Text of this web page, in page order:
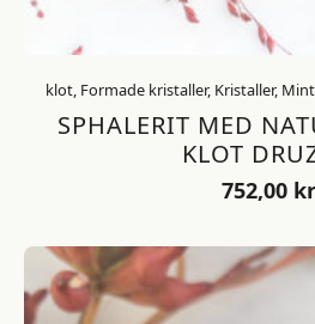
klot, Formade kristaller, Kristaller,
SPHALERIT MED
KLOT
752,00 kr